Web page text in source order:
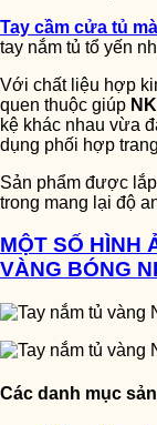
Tay cầm cửa tủ
tay nắm tủ tổ yến
Với chất liệu hợp
quen thuộc giúp
kệ khác nhau vừa
dụng phối hợp
Sản phẩm được
trong mang lại độ
MỘT SỐ HÌNH
VÀNG BÓNG
Các danh mục